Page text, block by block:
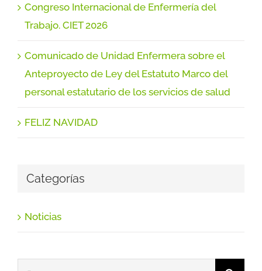
Congreso Internacional de Enfermería del
Trabajo. CIET 2026
Comunicado de Unidad Enfermera sobre el
Anteproyecto de Ley del Estatuto Marco del
personal estatutario de los servicios de salud
FELIZ NAVIDAD
Categorías
Noticias